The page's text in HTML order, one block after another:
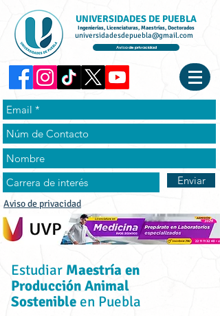
UNIVERSIDADES DE PUEBLA
Ingenierías, Licenciaturas, Maestrías, Doctorados
universidadesdepuebla@gmail.com
Aviso de privacidad
Enviar
Aviso de privacidad
Estudiar Maestría en
Producción Animal
Sostenible en Puebla